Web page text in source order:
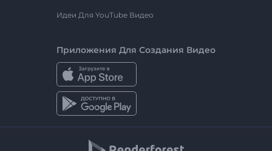
Идеи Для YouTube Видео
Приложения Для Создания Видео